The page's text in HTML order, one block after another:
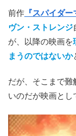
前作 『スパイダ
ヴン・ストレンジ
が、以降の映画を
まうのではないか
だが、そこまで難
いのだが映画とし